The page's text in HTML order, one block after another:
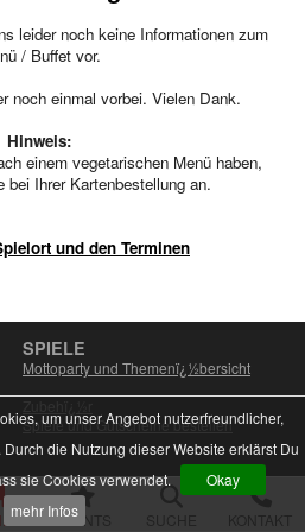
um unser Angebot nutzerfreundlicher,
die Nutzung dieser Website erklärst Du
sie Cookies verwendet.
Okay
mehr InfosEVENTS SUCHE KONTAKT
leider noch keine Informationen zum
/ Buffet vor.
noch einmal vorbei. Vielen Dank.
Hinweis:
einem vegetarischen Menü haben,
bei Ihrer Kartenbestellung an.
und den Terminen
SPIELE
Mottoparty und Themenï¿½bersicht
Spiele und Gutscheine bestellen
DINNER & EVENTS
Theaterstücke